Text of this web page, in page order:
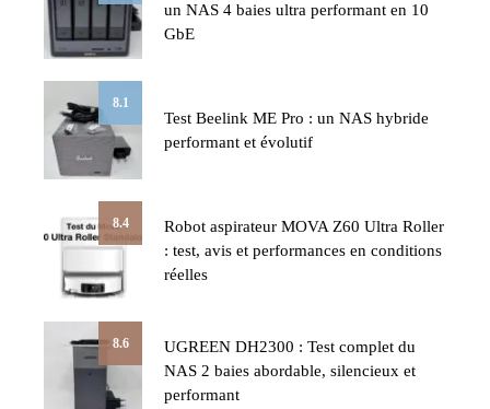
un NAS 4 baies ultra performant en 10
GbE
8.1
Test Beelink ME Pro : un NAS hybride
performant et évolutif
8.4
Robot aspirateur MOVA Z60 Ultra Roller
: test, avis et performances en conditions
réelles
8.6
UGREEN DH2300 : Test complet du
NAS 2 baies abordable, silencieux et
performant